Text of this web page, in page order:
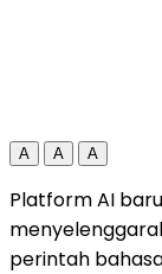
A A A
Platform AI
perintah